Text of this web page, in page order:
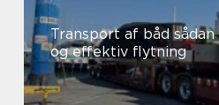
Transport af båd sådan foregår en sikker
og effektiv flytning